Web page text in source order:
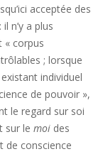
acceptée des
: il n’y a plus
« corpus
; lorsque
individuel
de pouvoir »,
le regard sur soi
sur le moi des
de conscience